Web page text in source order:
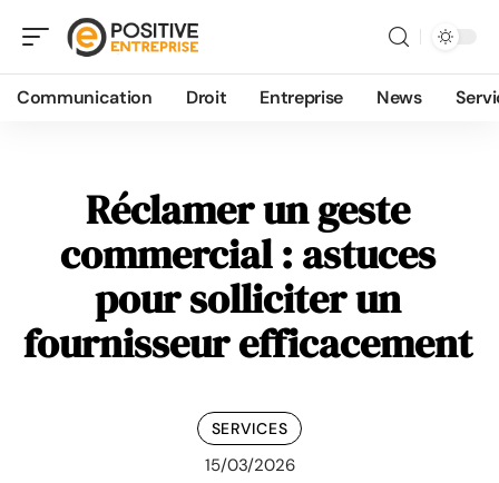
Communication Droit Entreprise News
Réclamer un geste
commercial : astuces
pour solliciter un
fournisseur efficacement
SERVICES
15/03/2026